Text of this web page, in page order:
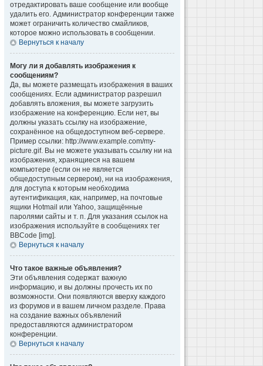
отредактировать ваше сообщение или вообще
удалить его. Администратор конференции также
может ограничить количество смайликов,
которое можно использовать в сообщении.
Вернуться к началу
Могу ли я добавлять изображения к
сообщениям?
Да, вы можете размещать изображения в ваших
сообщениях. Если администратор разрешил
добавлять вложения, вы можете загрузить
изображение на конференцию. Если нет, вы
должны указать ссылку на изображение,
сохранённое на общедоступном веб-сервере.
Пример ссылки: http://www.example.com/my-
picture.gif. Вы не можете указывать ссылку ни на
изображения, хранящиеся на вашем
компьютере (если он не является
общедоступным сервером), ни на изображения,
для доступа к которым необходима
аутентификация, как, например, на почтовые
ящики Hotmail или Yahoo, защищённые
паролями сайты и т. п. Для указания ссылок на
изображения используйте в сообщениях тег
BBCode [img].
Вернуться к началу
Что такое важные объявления?
Эти объявления содержат важную
информацию, и вы должны прочесть их по
возможности. Они появляются вверху каждого
из форумов и в вашем личном разделе. Права
на создание важных объявлений
предоставляются администратором
конференции.
Вернуться к началу